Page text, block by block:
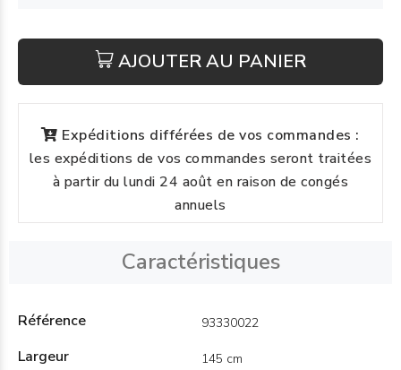
AJOUTER AU PANIER
Expéditions différées de vos commandes :
les expéditions de vos commandes seront traitées
à partir du lundi 24 août en raison de congés
annuels
Caractéristiques
Référence 93330022
Largeur 145 cm